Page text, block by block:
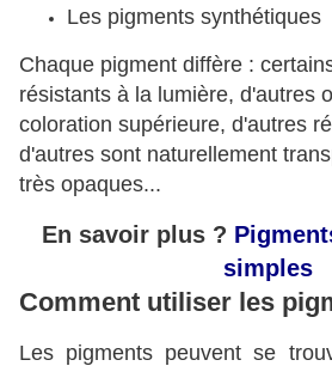
Les pigments synthétiques
Chaque pigment diffère :
résistants à la lumière, d'autres
coloration supérieure, d'autres
d'autres sont naturellement
très opaques...
En savoir plus ?
simples
Comment utiliser les
Les pigments peuvent se